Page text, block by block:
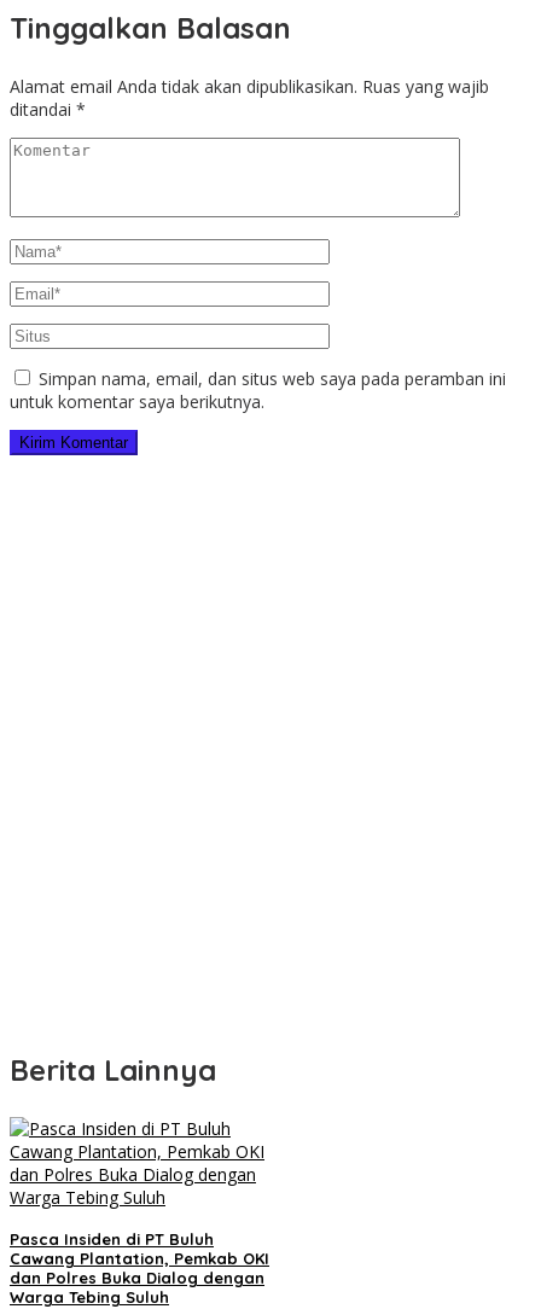
Tinggalkan Balasan
Alamat email Anda tidak akan dipublikasikan. Ruas yang wajib
ditandai *
Simpan nama, email, dan situs web saya pada peramban ini
untuk komentar saya berikutnya.
Berita Lainnya
Pasca Insiden di PT Buluh
Cawang Plantation, Pemkab OKI
dan Polres Buka Dialog dengan
Warga Tebing Suluh